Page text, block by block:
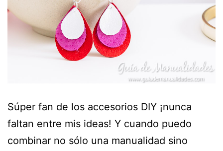
Súper fan de los accesorios DIY ¡nunca
faltan entre mis ideas! Y cuando puedo
combinar no sólo una manualidad sino